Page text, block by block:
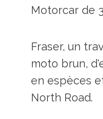
Motorcar de
Fraser, un
moto brun,
en espèces
North Road.